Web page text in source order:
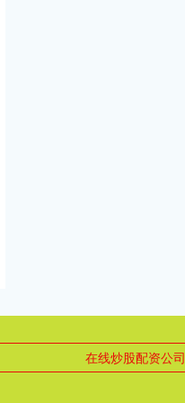
在线炒股配资公司